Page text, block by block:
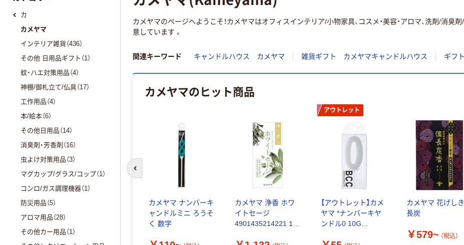
カメヤマのページへようこそ！カメヤマはオフィスインテリア/小物家具、コスメ・美容・アロマ、洗剤/消
意しています 。
関連キーワード キャンドルハウス カメヤマ 雑貨ギフト カメヤマキャンドルハウス ギフ
カメヤマのヒット商品
カメヤマ ナンバーキ
ャンドルミニ ろうそ
く 数字
カメヤマ 浄香 ホワ
イトセージ
4901435214221 1個
アウトレット
【アウトレット】カメ
ヤマ *ナンバーキヤ
ンドル0 10G
カメヤマ 花げし
長炭
￥579~ （税込）
カ
カメヤマ
インテリア雑貨（436）
その他 日用品ギフト（1）
蚊・ハエ対策用品（4）
神棚/御札立て/仏具（17）
工作用品（4）
本/絵本（6）
その他日用品（14）
消臭剤・芳香剤（16）
虫よけ対策用品（3）
マグカップ/グラス/コップ（1）
コンロ/ガス調理機器（1）
防災用品（5）
アロマ用品（28）
その他カー用品（1）